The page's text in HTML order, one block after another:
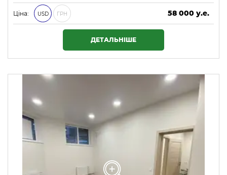
Ціна: USD ГРН
58 000 у.е.
2 494 000 ₴
ДЕТАЛЬНІШЕ